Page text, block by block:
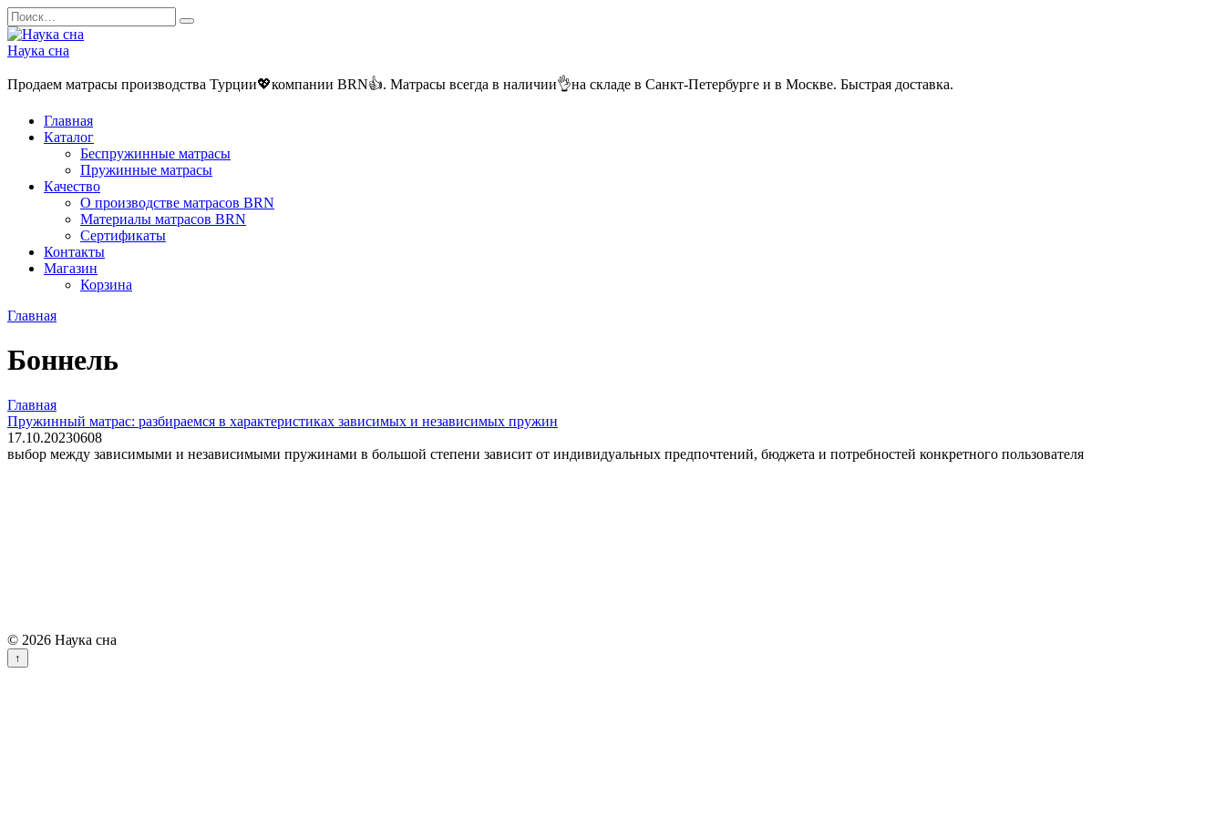
Перейти
к
содержанию
Search
for:
Наука сна
Продаем матрасы производства Турции💖компании BRN👍. Матрасы всегда в наличии👌на складе в Санкт-Петербурге и в Москве. Быстрая доставка.
Главная
Каталог
Беспружинные матрасы
Пружинные матрасы
Качество
О производстве матрасов BRN
Материалы матрасов BRN
Сертификаты
Контакты
Магазин
Корзина
Главная
Боннель
Главная
Пружинный матрас: разбираемся в характеристиках зависимых и независимых пружин
17.10.20230608
выбор между зависимыми и независимыми пружинами в большой степени зависит от индивидуальных предпочтений, бюджета и потребностей конкретного пользователя
© 2026 Наука сна